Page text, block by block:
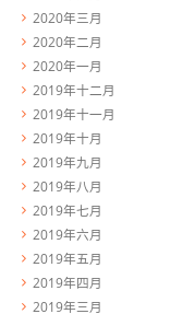
2020年三月
2020年二月
2020年一月
2019年十二月
2019年十一月
2019年十月
2019年九月
2019年八月
2019年七月
2019年六月
2019年五月
2019年四月
2019年三月